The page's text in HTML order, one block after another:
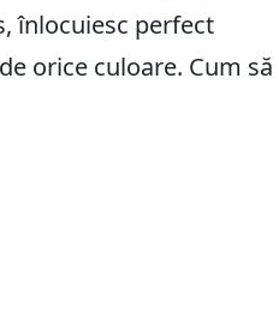
înlocuiesc perfect
orice culoare. Cum să